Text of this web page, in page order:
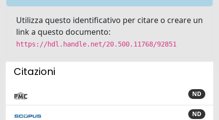
Utilizza questo identificativo per citare o creare un
link a questo documento:
https://hdl.handle.net/20.500.11768/92851
Citazioni
ND
ND